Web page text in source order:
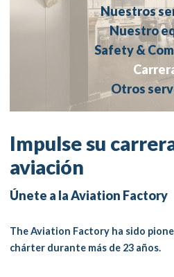
Nuestros
Nuestro
Safety &
Otros
Impulse su
aviación
Únete a la Aviation Factory
The Aviation Factory ha sido
chárter durante más de 23 años.